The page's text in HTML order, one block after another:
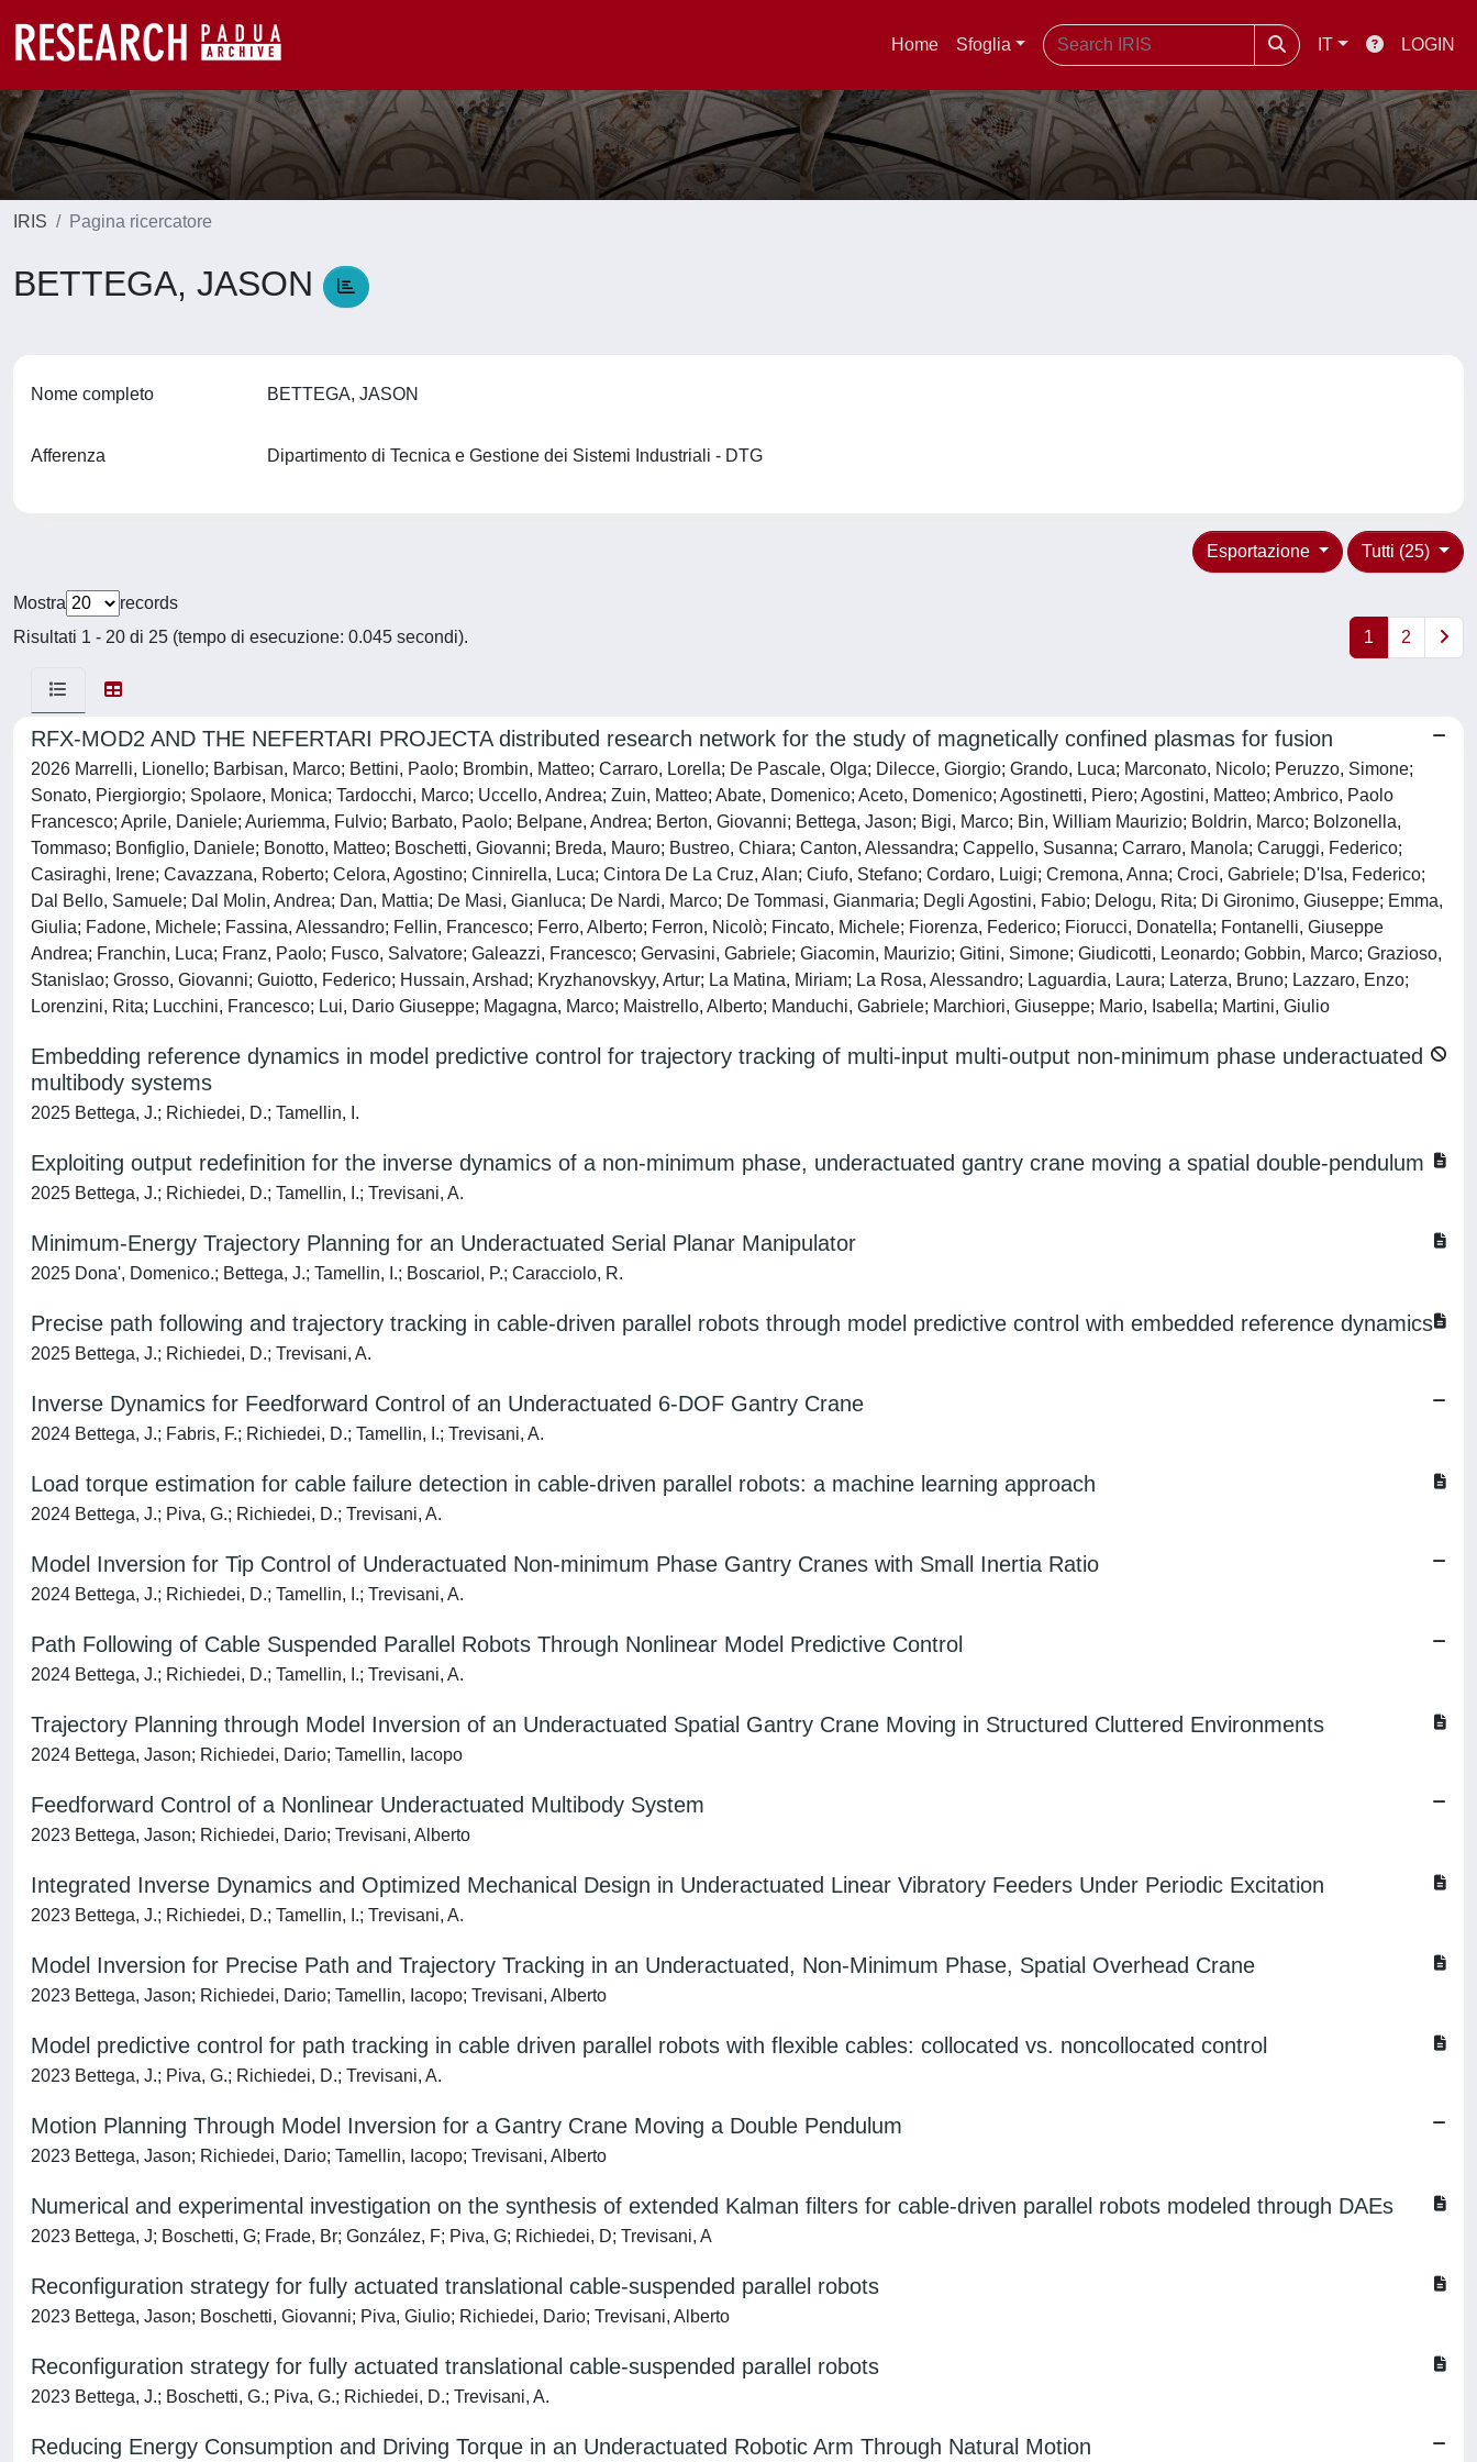
Home Sfoglia IT LOGIN
IRIS Pagina ricercatore
BETTEGA, JASON
Nome completo BETTEGA, JASON
Afferenza Dipartimento di Tecnica e Gestione dei Sistemi Industriali - DTG
Tutti (25)
Esportazione
Mostra
records
Risultati 1 - 20 di 25 (tempo di esecuzione: 0.045 secondi).
1 2
RFX-MOD2 AND THE NEFERTARI PROJECTA distributed research network for the study of magnetically confined plasmas for fusion
2026 Marrelli, Lionello; Barbisan, Marco; Bettini, Paolo; Brombin, Matteo; Carraro, Lorella; De Pascale, Olga; Dilecce, Giorgio; Grando, Luca; Marconato, Nicolo; Peruzzo, Simone;
Sonato, Piergiorgio; Spolaore, Monica; Tardocchi, Marco; Uccello, Andrea; Zuin, Matteo; Abate, Domenico; Aceto, Domenico; Agostinetti, Piero; Agostini, Matteo; Ambrico, Paolo
Francesco; Aprile, Daniele; Auriemma, Fulvio; Barbato, Paolo; Belpane, Andrea; Berton, Giovanni; Bettega, Jason; Bigi, Marco; Bin, William Maurizio; Boldrin, Marco; Bolzonella,
Tommaso; Bonfiglio, Daniele; Bonotto, Matteo; Boschetti, Giovanni; Breda, Mauro; Bustreo, Chiara; Canton, Alessandra; Cappello, Susanna; Carraro, Manola; Caruggi, Federico;
Casiraghi, Irene; Cavazzana, Roberto; Celora, Agostino; Cinnirella, Luca; Cintora De La Cruz, Alan; Ciufo, Stefano; Cordaro, Luigi; Cremona, Anna; Croci, Gabriele; D'Isa, Federico;
Dal Bello, Samuele; Dal Molin, Andrea; Dan, Mattia; De Masi, Gianluca; De Nardi, Marco; De Tommasi, Gianmaria; Degli Agostini, Fabio; Delogu, Rita; Di Gironimo, Giuseppe; Emma,
Giulia; Fadone, Michele; Fassina, Alessandro; Fellin, Francesco; Ferro, Alberto; Ferron, Nicolò; Fincato, Michele; Fiorenza, Federico; Fiorucci, Donatella; Fontanelli, Giuseppe
Andrea; Franchin, Luca; Franz, Paolo; Fusco, Salvatore; Galeazzi, Francesco; Gervasini, Gabriele; Giacomin, Maurizio; Gitini, Simone; Giudicotti, Leonardo; Gobbin, Marco; Grazioso,
Stanislao; Grosso, Giovanni; Guiotto, Federico; Hussain, Arshad; Kryzhanovskyy, Artur; La Matina, Miriam; La Rosa, Alessandro; Laguardia, Laura; Laterza, Bruno; Lazzaro, Enzo;
Lorenzini, Rita; Lucchini, Francesco; Lui, Dario Giuseppe; Magagna, Marco; Maistrello, Alberto; Manduchi, Gabriele; Marchiori, Giuseppe; Mario, Isabella; Martini, Giulio
Embedding reference dynamics in model predictive control for trajectory tracking of multi-input multi-output non-minimum phase underactuated
multibody systems
2025 Bettega, J.; Richiedei, D.; Tamellin, I.
Exploiting output redefinition for the inverse dynamics of a non-minimum phase, underactuated gantry crane moving a spatial double-pendulum
2025 Bettega, J.; Richiedei, D.; Tamellin, I.; Trevisani, A.
Minimum-Energy Trajectory Planning for an Underactuated Serial Planar Manipulator
2025 Dona', Domenico.; Bettega, J.; Tamellin, I.; Boscariol, P.; Caracciolo, R.
Precise path following and trajectory tracking in cable-driven parallel robots through model predictive control with embedded reference dynamics
2025 Bettega, J.; Richiedei, D.; Trevisani, A.
Inverse Dynamics for Feedforward Control of an Underactuated 6-DOF Gantry Crane
2024 Bettega, J.; Fabris, F.; Richiedei, D.; Tamellin, I.; Trevisani, A.
Load torque estimation for cable failure detection in cable-driven parallel robots: a machine learning approach
2024 Bettega, J.; Piva, G.; Richiedei, D.; Trevisani, A.
Model Inversion for Tip Control of Underactuated Non-minimum Phase Gantry Cranes with Small Inertia Ratio
2024 Bettega, J.; Richiedei, D.; Tamellin, I.; Trevisani, A.
Path Following of Cable Suspended Parallel Robots Through Nonlinear Model Predictive Control
2024 Bettega, J.; Richiedei, D.; Tamellin, I.; Trevisani, A.
Trajectory Planning through Model Inversion of an Underactuated Spatial Gantry Crane Moving in Structured Cluttered Environments
2024 Bettega, Jason; Richiedei, Dario; Tamellin, Iacopo
Feedforward Control of a Nonlinear Underactuated Multibody System
2023 Bettega, Jason; Richiedei, Dario; Trevisani, Alberto
Integrated Inverse Dynamics and Optimized Mechanical Design in Underactuated Linear Vibratory Feeders Under Periodic Excitation
2023 Bettega, J.; Richiedei, D.; Tamellin, I.; Trevisani, A.
Model Inversion for Precise Path and Trajectory Tracking in an Underactuated, Non-Minimum Phase, Spatial Overhead Crane
2023 Bettega, Jason; Richiedei, Dario; Tamellin, Iacopo; Trevisani, Alberto
Model predictive control for path tracking in cable driven parallel robots with flexible cables: collocated vs. noncollocated control
2023 Bettega, J.; Piva, G.; Richiedei, D.; Trevisani, A.
Motion Planning Through Model Inversion for a Gantry Crane Moving a Double Pendulum
2023 Bettega, Jason; Richiedei, Dario; Tamellin, Iacopo; Trevisani, Alberto
Numerical and experimental investigation on the synthesis of extended Kalman filters for cable-driven parallel robots modeled through DAEs
2023 Bettega, J; Boschetti, G; Frade, Br; González, F; Piva, G; Richiedei, D; Trevisani, A
Reconfiguration strategy for fully actuated translational cable-suspended parallel robots
2023 Bettega, Jason; Boschetti, Giovanni; Piva, Giulio; Richiedei, Dario; Trevisani, Alberto
Reconfiguration strategy for fully actuated translational cable-suspended parallel robots
2023 Bettega, J.; Boschetti, G.; Piva, G.; Richiedei, D.; Trevisani, A.
Reducing Energy Consumption and Driving Torque in an Underactuated Robotic Arm Through Natural Motion